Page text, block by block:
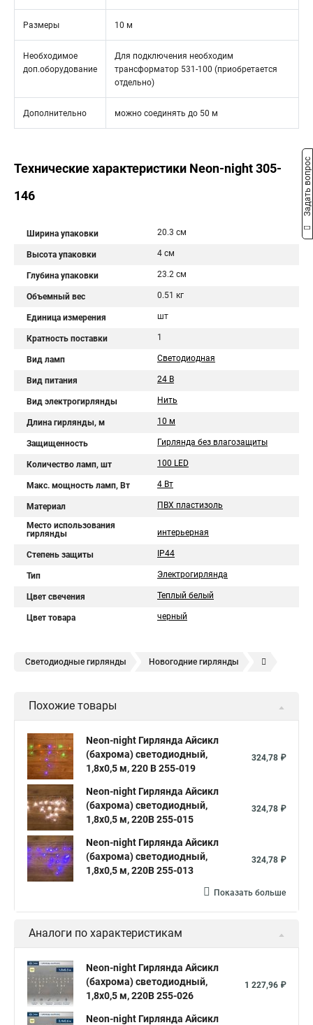
Размеры 10 м
Необходимое
доп.оборудование
Для подключения необходим
трансформатор 531-100 (приобретается
отдельно)
Дополнительно можно соединять до 50 м
Технические характеристики Neon-night 305-
146
Ширина упаковки 20.3 см
Высота упаковки 4 см
Глубина упаковки 23.2 см
Объемный вес 0.51 кг
Единица измерения шт
Кратность поставки 1
Вид ламп Светодиодная
Вид питания 24 В
Вид электрогирлянды Нить
Длина гирлянды, м 10 м
Защищенность Гирлянда без влагозащиты
Количество ламп, шт 100 LED
Макс. мощность ламп, Вт 4 Вт
Материал ПВХ пластизоль
Место использования
гирлянды
интерьерная
Степень защиты IP44
Тип Электрогирлянда
Цвет свечения Теплый белый
Цвет товара черный
Светодиодные гирлянды Новогодние гирлянды
Электрическая гирлянда
Похожие товары
Neon-night Гирлянда Айсикл
(бахрома) светодиодный,
1,8х0,5 м, 220 В 255-019
324,78 ₽
Neon-night Гирлянда Айсикл
(бахрома) светодиодный,
1,8х0,5 м, 220В 255-015
324,78 ₽
Neon-night Гирлянда Айсикл
(бахрома) светодиодный,
1,8х0,5 м, 220В 255-013
324,78 ₽
Показать больше
Аналоги по характеристикам
Neon-night Гирлянда Айсикл
(бахрома) светодиодный,
1,8х0,5 м, 220В 255-026
1 227,96 ₽
Neon-night Гирлянда Айсикл
Задать вопрос